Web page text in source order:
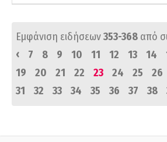
Εμφάνιση ειδήσεων353-368 από
‹
7 8 9 10 11 12 13 14
19
20 21 22 23 24 25 26
31
32 33 34 35 36 37 38